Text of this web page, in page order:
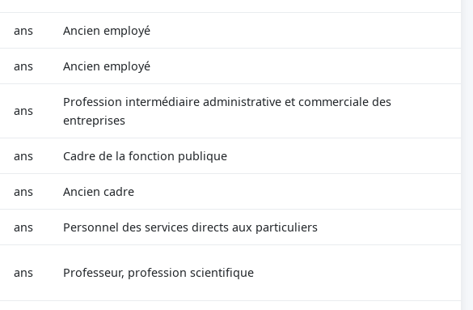
ans Ancien employé
ans Ancien employé
ans
Profession intermédiaire administrative et commerciale des
entreprises
ans Cadre de la fonction publique
ans Ancien cadre
ans Personnel des services directs aux particuliers
ans Professeur, profession scientifique